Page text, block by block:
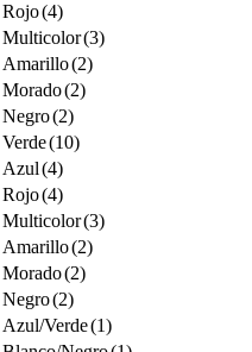
Rojo(4)
Multicolor(3)
Amarillo(2)
Morado(2)
Negro(2)
Verde(10)
Azul(4)
Rojo(4)
Multicolor(3)
Amarillo(2)
Morado(2)
Negro(2)
Azul/Verde(1)